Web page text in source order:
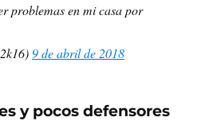
problemas en mi casa por
9 de abril de 2018
y pocos defensores